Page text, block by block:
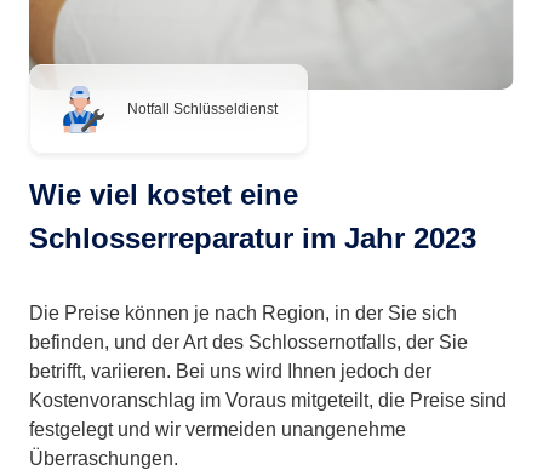
Notfall Schlüsseldienst
Wie viel kostet eine
Schlosserreparatur im Jahr 2023
Die Preise können je nach Region, in der Sie sich
befinden, und der Art des Schlossernotfalls, der Sie
betrifft, variieren. Bei uns wird Ihnen jedoch der
Kostenvoranschlag im Voraus mitgeteilt, die Preise sind
festgelegt und wir vermeiden unangenehme
Überraschungen.